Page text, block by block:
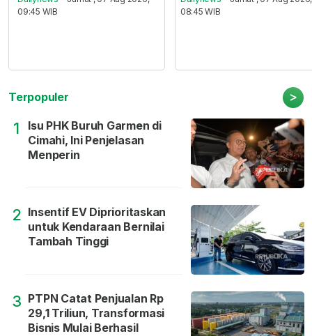
09:45 WIB
08:45 WIB
Terpopuler >
1
Isu PHK Buruh Garmen di
Cimahi, Ini Penjelasan
Menperin
2 Insentif EV Diprioritaskan
untuk Kendaraan Bernilai
Tambah Tinggi
3 PTPN Catat Penjualan Rp
29,1 Triliun, Transformasi
Bisnis Mulai Berhasil